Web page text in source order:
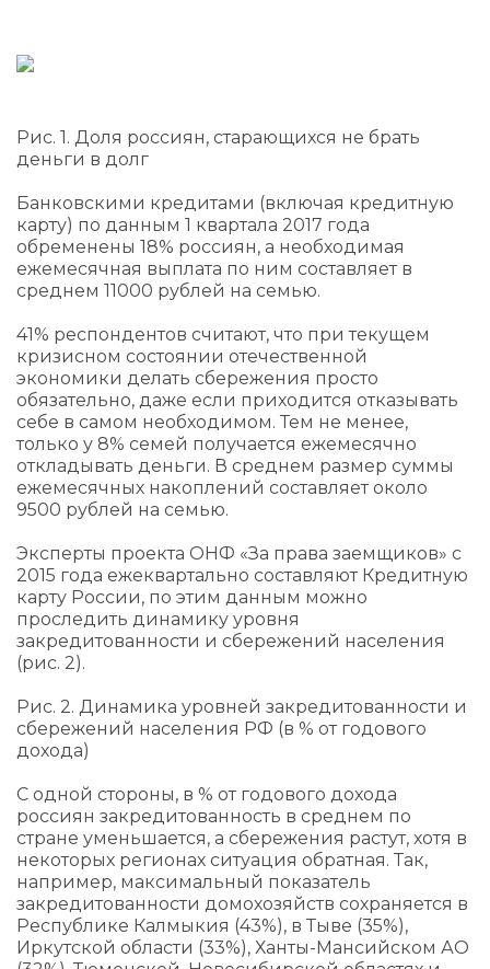
Рис. 1. Доля россиян, старающихся не брать
деньги в долг
Банковскими кредитами (включая кредитную
карту) по данным 1 квартала 2017 года
обременены 18% россиян, а необходимая
ежемесячная выплата по ним составляет в
среднем 11000 рублей на семью.
41% респондентов считают, что при текущем
кризисном состоянии отечественной
экономики делать сбережения просто
обязательно, даже если приходится отказывать
себе в самом необходимом. Тем не менее,
только у 8% семей получается ежемесячно
откладывать деньги. В среднем размер суммы
ежемесячных накоплений составляет около
9500 рублей на семью.
Эксперты проекта ОНФ «За права заемщиков» с
2015 года ежеквартально составляют Кредитную
карту России, по этим данным можно
проследить динамику уровня
закредитованности и сбережений населения
(рис. 2).
Рис. 2. Динамика уровней закредитованности и
сбережений населения РФ (в % от годового
дохода)
С одной стороны, в % от годового дохода
россиян закредитованность в среднем по
стране уменьшается, а сбережения растут, хотя в
некоторых регионах ситуация обратная. Так,
например, максимальный показатель
закредитованности домохозяйств сохраняется в
Республике Калмыкия (43%), в Тыве (35%),
Иркутской области (33%), Ханты-Мансийском АО